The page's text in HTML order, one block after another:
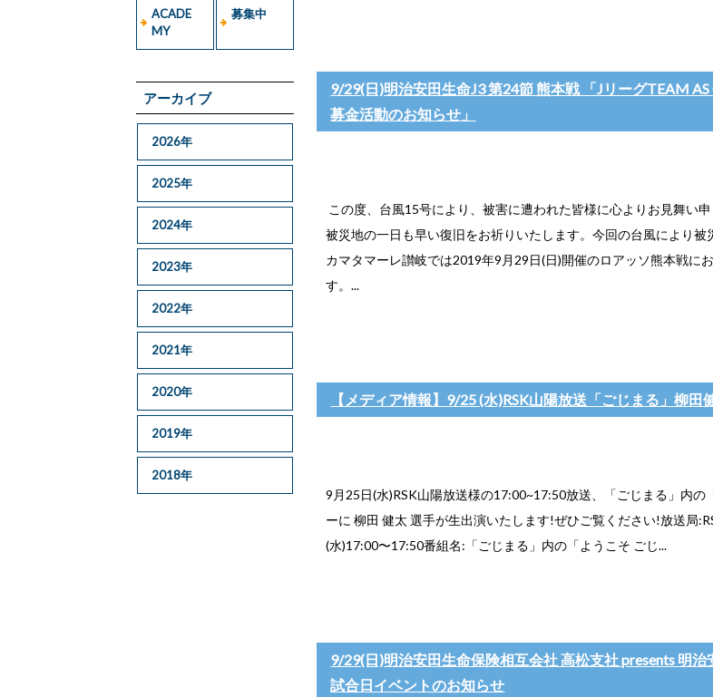
ACADE
MY
募集中
アーカイブ
2026年
2025年
2024年
2023年
2022年
2021年
2020年
2019年
2018年
9/29(日)明治安田生命J3 第24節 熊本戦 「JリーグTEAM
募金活動のお知らせ」
この度、台風15号により、被害に遭われた皆様に心よりお見舞い
被災地の一日も早い復旧をお祈りいたします。今回の台風により被
カマタマーレ讃岐では2019年9月29日(日)開催のロアッソ熊本戦に
す。...
【メディア情報】9/25 (水)RSK山陽放送「ごじまる」柳
9月25日(水)RSK山陽放送様の17:00~17:50放送、「ごじまる」内の
ーに 柳田 健太 選手が生出演いたします!ぜひご覧ください!放送局
(水)17:00〜17:50番組名:「ごじまる」内の「ようこそ ごじ...
9/29(日)明治安田生命保険相互会社 高松支社 presents 明治
試合日イベントのお知らせ